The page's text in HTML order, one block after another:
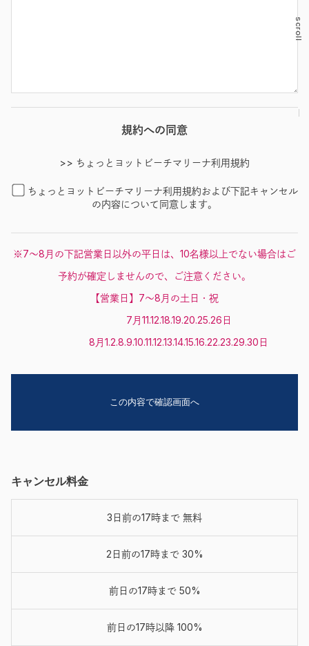
scroll
規約への同意
>> ちょっとヨットビーチマリーナ利用規約
ちょっとヨットビーチマリーナ利用規約および下記キャンセル
の内容について同意します。
※7～8月の下記営業日以外の平日は、10名様以上でない場合はご
予約が確定しませんので、ご注意ください。
【営業日】7～8月の土日・祝
7月11.12.18.19.20.25.26日
8月1.2.8.9.10.11.12.13.14.15.16.22.23.29.30日
キャンセル料金
3日前の17時まで 無料
2日前の17時まで 30%
前日の17時まで 50%
前日の17時以降 100%